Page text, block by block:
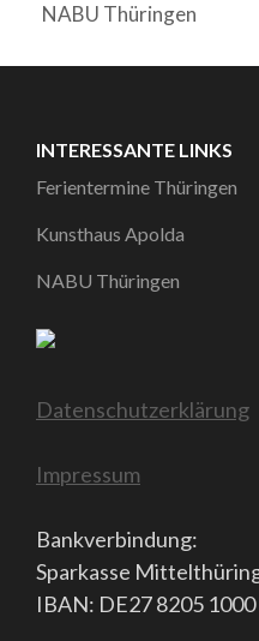
NABU Thüringen
INTERESSANTE LINKS
Ferientermine Thüringen
Kunsthaus Apolda
NABU Thüringen
Datenschutzerklärung
Impressum
Bankverbindung:
Sparkasse
IBAN: DE27 8205